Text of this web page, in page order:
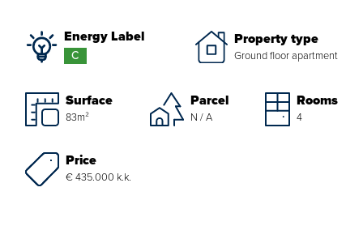
About Van Daal
Customer experiences
Search service
Energy Label
C
Property type
Ground floor apartment
Surface
83m²
Parcel
N / A
Rooms
4
Price
€ 435.000 k.k.